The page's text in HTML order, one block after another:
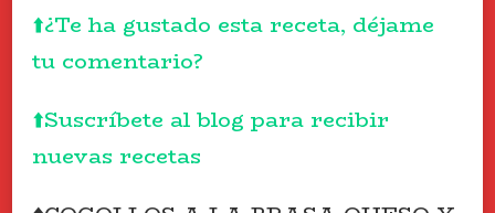
⬆️¿Te ha gustado esta receta, déjame
tu comentario?
⬆️Suscríbete al blog para recibir
nuevas recetas